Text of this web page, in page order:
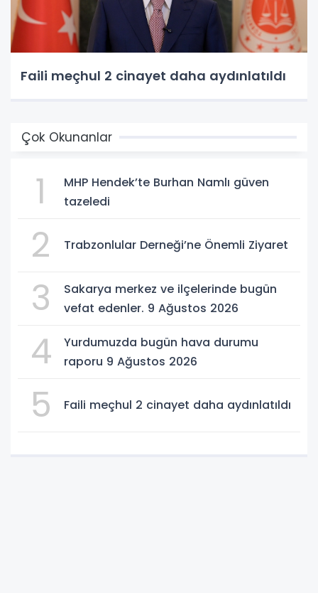
Faili meçhul 2 cinayet daha aydınlatıldı
Çok Okunanlar
1
MHP Hendek’te Burhan Namlı güven
tazeledi
2 Trabzonlular Derneği’ne Önemli Ziyaret
3
Sakarya merkez ve ilçelerinde bugün
vefat edenler. 9 Ağustos 2026
4
Yurdumuzda bugün hava durumu
raporu 9 Ağustos 2026
5 Faili meçhul 2 cinayet daha aydınlatıldı